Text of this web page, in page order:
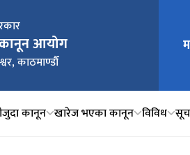
आयोग
काठमाण्डौँ
मुख्य
कानून खारेज भएका कानून विविध